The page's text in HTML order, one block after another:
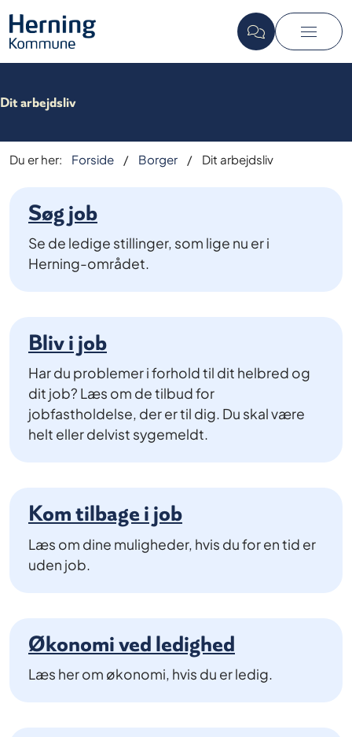
Dit arbejdsliv
Du er her: Forside Borger Dit arbejdsliv
Søg job
Se de ledige stillinger, som lige nu er i
Herning-området.
Bliv i job
Har du problemer i forhold til dit helbred og
dit job? Læs om de tilbud for
jobfastholdelse, der er til dig. Du skal være
helt eller delvist sygemeldt.
Kom tilbage i job
Læs om dine muligheder, hvis du for en tid er
uden job.
Økonomi ved ledighed
Læs her om økonomi, hvis du er ledig.